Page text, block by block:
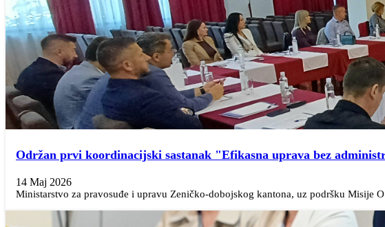
Održan prvi koordinacijski sastanak "Efikasna uprava bez
14 Maj 2026
Ministarstvo za pravosuđe i upravu Zeničko-dobojskog kantona, uz podršku Misije